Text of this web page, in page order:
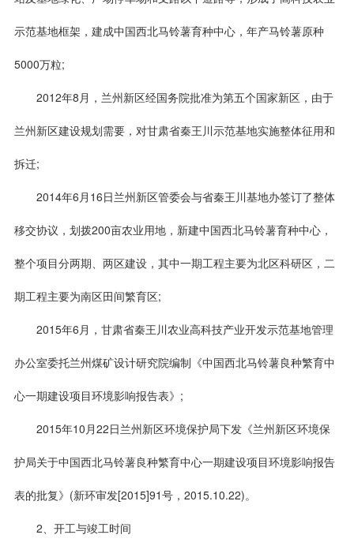
示范基地框架，建成中国西北马铃薯育种中心，年产马铃薯原种
5000万粒;
2012年8月，兰州新区经国务院批准为第五个国家新区，由于
兰州新区建设规划需要，对甘肃省秦王川示范基地实施整体征用和
拆迁;
2014年6月16日兰州新区管委会与省秦王川基地办签订了整体
移交协议，划拨200亩农业用地，新建中国西北马铃薯育种中心，
整个项目分两期、两区建设，其中一期工程主要为北区科研区，二
期工程主要为南区田间繁育区;
2015年6月，甘肃省秦王川农业高科技产业开发示范基地管理
办公室委托兰州煤矿设计研究院编制《中国西北马铃薯良种繁育中
心一期建设项目环境影响报告表》;
2015年10月22日兰州新区环境保护局下发《兰州新区环境保
护局关于中国西北马铃薯良种繁育中心一期建设项目环境影响报告
表的批复》(新环审发[2015]91号，2015.10.22)。
2、开工与竣工时间